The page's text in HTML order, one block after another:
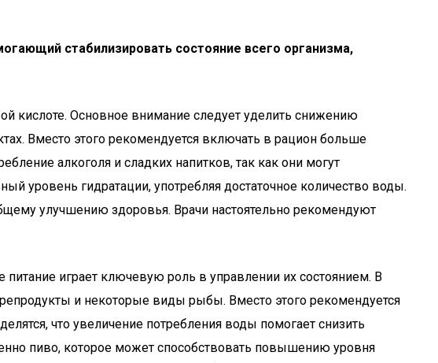
стабилизировать состояние всего организма,
кислоте. Основное внимание следует уделить снижению
Вместо этого рекомендуется включать в рацион больше
алкоголя и сладких напитков, так как они могут
уровень гидратации, употребляя достаточное количество воды.
улучшению здоровья. Врачи настоятельно рекомендуют
играет ключевую роль в управлении их состоянием. В
и некоторые виды рыбы. Вместо этого рекомендуется
что увеличение потребления воды помогает снизить
пиво, которое может способствовать повышению уровня